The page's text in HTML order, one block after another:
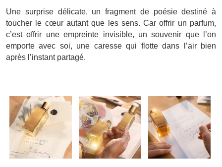
Une surprise délicate, un fragment de poésie destiné à
toucher le cœur autant que les sens. Car offrir un parfum,
c’est offrir une empreinte invisible, un souvenir que l’on
emporte avec soi, une caresse qui flotte dans l’air bien
après l’instant partagé.